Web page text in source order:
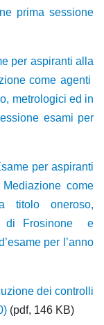
prima sessione
per aspiranti alla
come agenti
metrologici ed in
esami per
per aspiranti
come
titolo oneroso,
di Frosinone e
per l’anno
dei controlli
(pdf, 146 KB)